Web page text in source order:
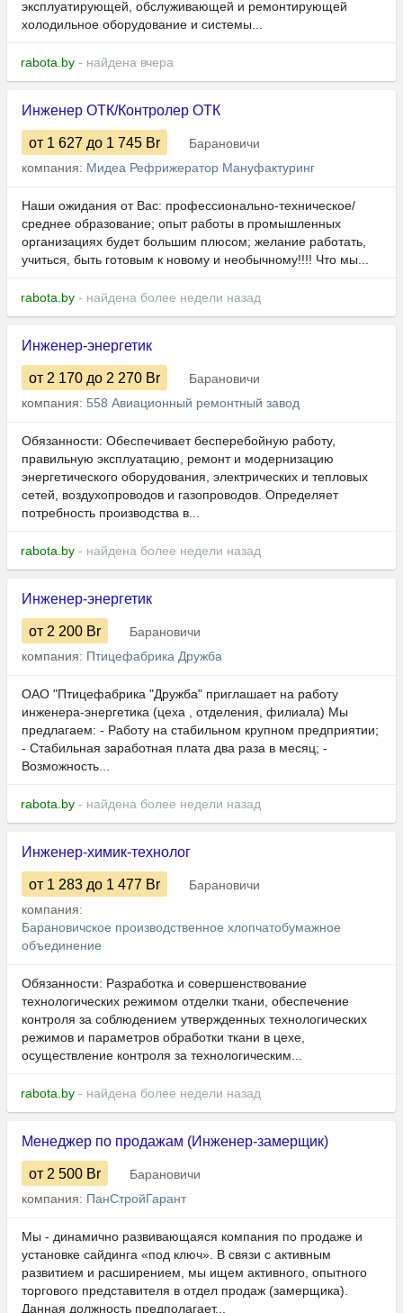
эксплуатирующей, обслуживающей и ремонтирующей
холодильное оборудование и системы...
rabota.by - найдена вчера
Инженер ОТК/Контролер ОТК
от 1 627 до 1 745 Br
Барановичи
компания: Мидеа Рефрижератор Мануфактуринг
Наши ожидания от Вас: профессионально-техническое/
среднее образование; опыт работы в промышленных
организациях будет большим плюсом; желание работать,
учиться, быть готовым к новому и необычному!!!! Что мы...
rabota.by - найдена более недели назад
Инженер-энергетик
от 2 170 до 2 270 Br
Барановичи
компания: 558 Авиационный ремонтный завод
Обязанности: Обеспечивает бесперебойную работу,
правильную эксплуатацию, ремонт и модернизацию
энергетического оборудования, электрических и тепловых
сетей, воздухопроводов и газопроводов. Определяет
потребность производства в...
rabota.by - найдена более недели назад
Инженер-энергетик
от 2 200 Br
Барановичи
компания: Птицефабрика Дружба
ОАО "Птицефабрика "Дружба" приглашает на работу
инженера-энергетика (цеха , отделения, филиала) Мы
предлагаем: - Работу на стабильном крупном предприятии;
- Стабильная заработная плата два раза в месяц; -
Возможность...
rabota.by - найдена более недели назад
Инженер-химик-технолог
от 1 283 до 1 477 Br
Барановичи
компания:
Барановичское производственное хлопчатобумажное
объединение
Обязанности: Разработка и совершенствование
технологических режимом отделки ткани, обеспечение
контроля за соблюдением утвержденных технологических
режимов и параметров обработки ткани в цехе,
осуществление контроля за технологическим...
rabota.by - найдена более недели назад
Менеджер по продажам (Инженер-замерщик)
от 2 500 Br
Барановичи
компания: ПанСтройГарант
Мы - динамично развивающаяся компания по продаже и
установке сайдинга «под ключ». В связи с активным
развитием и расширением, мы ищем активного, опытного
торгового представителя в отдел продаж (замерщика).
Данная должность предполагает...